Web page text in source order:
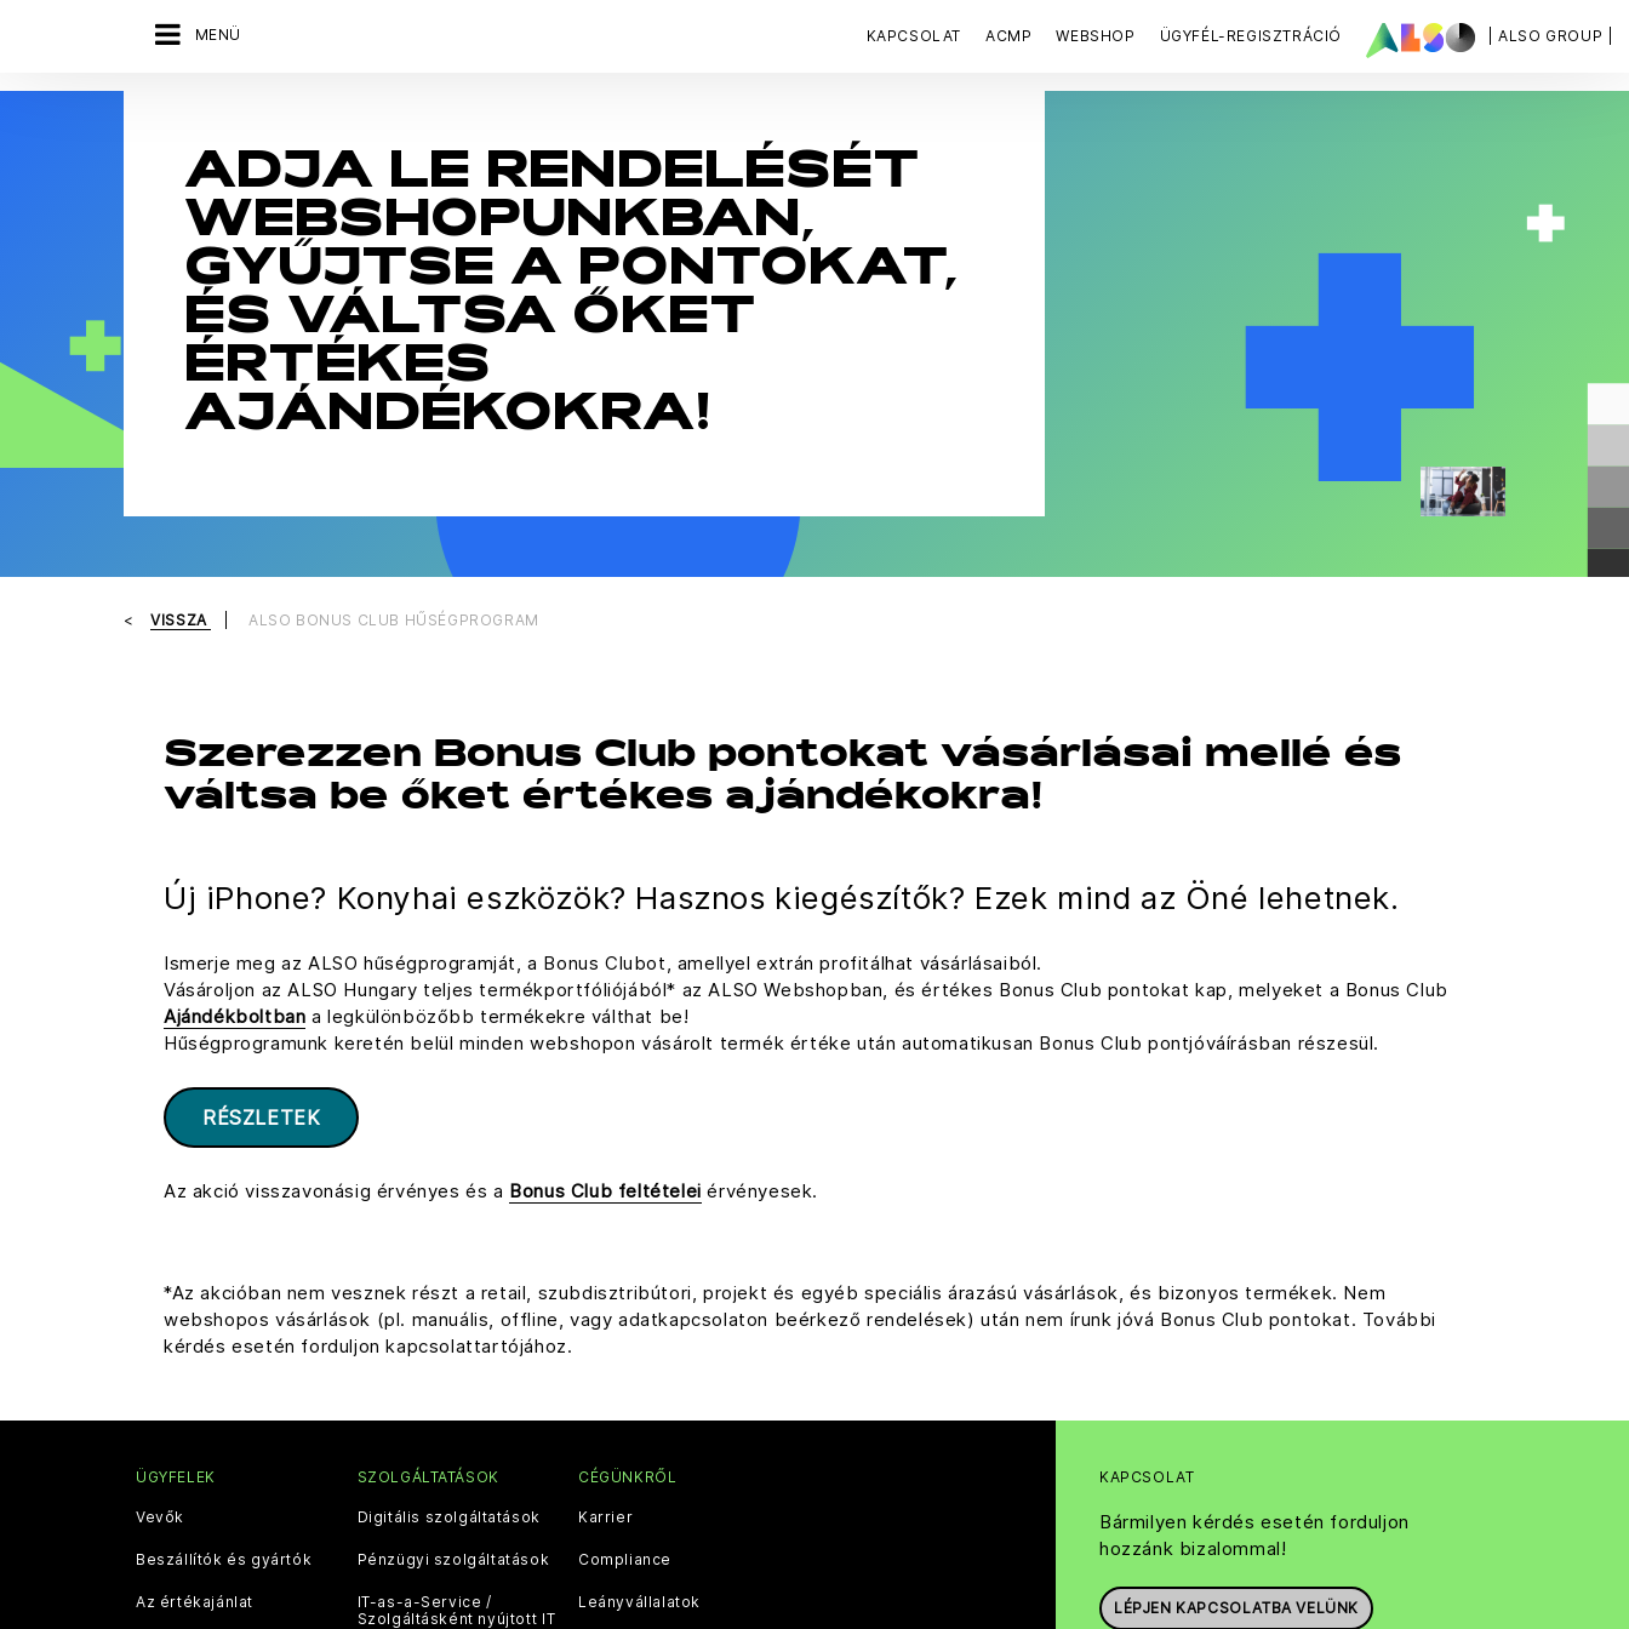
MENÜ | ALSO GROUP |
KAPCSOLAT ACMP WEBSHOP ÜGYFÉL-REGISZTRÁCIÓ
ADJA LE RENDELÉSÉT
WEBSHOPUNKBAN,
GYŰJTSE A PONTOKAT,
ÉS VÁLTSA ŐKET
ÉRTÉKES
AJÁNDÉKOKRA!
VISSZA ALSO BONUS CLUB HŰSÉGPROGRAM
Szerezzen Bonus Club pontokat vásárlásai mellé és
váltsa be őket értékes ajándékokra!
Új iPhone? Konyhai eszközök? Hasznos kiegészítők? Ezek mind az Öné lehetnek.
Ismerje meg az ALSO hűségprogramját, a Bonus Clubot, amellyel extrán profitálhat vásárlásaiból.
Vásároljon az ALSO Hungary teljes termékportfóliójából* az ALSO Webshopban, és értékes Bonus Club pontokat kap, melyeket a Bonus Club
Ajándékboltban a legkülönbözőbb termékekre válthat be!
Hűségprogramunk keretén belül minden webshopon vásárolt termék értéke után automatikusan Bonus Club pontjóváírásban részesül.
RÉSZLETEK
Az akció visszavonásig érvényes és a Bonus Club feltételei érvényesek.
*Az akcióban nem vesznek részt a retail, szubdisztribútori, projekt és egyéb speciális árazású vásárlások, és bizonyos termékek. Nem
webshopos vásárlások (pl. manuális, offline, vagy adatkapcsolaton beérkező rendelések) után nem írunk jóvá Bonus Club pontokat. További
kérdés esetén forduljon kapcsolattartójához.
KAPCSOLAT
Bármilyen kérdés esetén forduljon
hozzánk bizalommal!
LÉPJEN KAPCSOLATBA VELÜNK
ÜGYFELEK
Vevők
Beszállítók és gyártók
Az értékajánlat
SZOLGÁLTATÁSOK
Digitális szolgáltatások
Pénzügyi szolgáltatások
IT-as-a-Service /
Szolgáltásként nyújtott IT
CÉGÜNKRŐL
Karrier
Compliance
Leányvállalatok